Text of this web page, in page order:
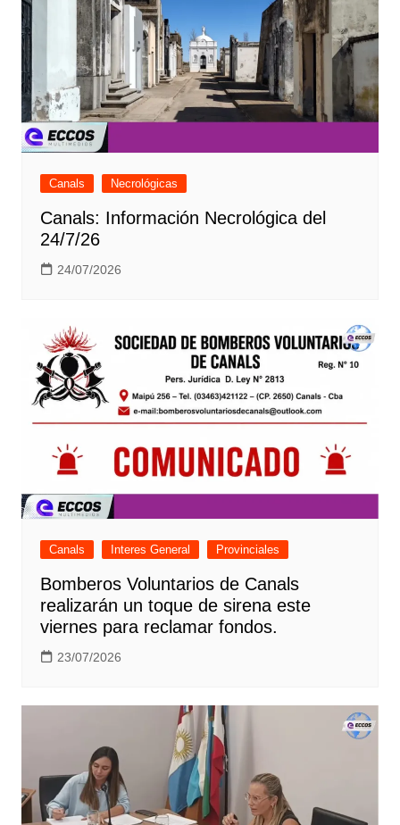
Canals Necrológicas
Canals: Información Necrológica del
24/7/26
24/07/2026
Canals Interes General Provinciales
Bomberos Voluntarios de Canals
realizarán un toque de sirena este
viernes para reclamar fondos.
23/07/2026